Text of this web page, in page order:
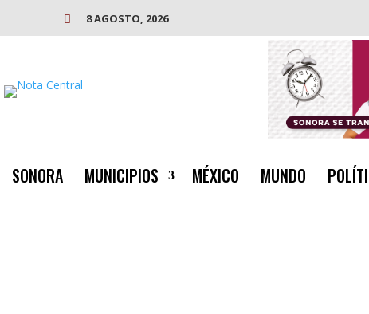
 8 AGOSTO, 2026
SONORA MUNICIPIOS MÉXICO MUNDO